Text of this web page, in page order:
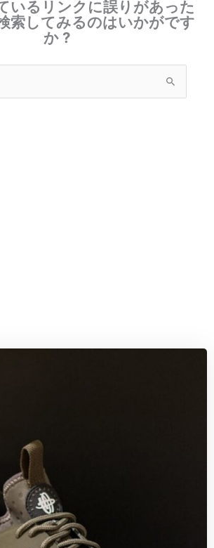
いるリンクに誤りがあった
索してみるのはいかがです
か ?